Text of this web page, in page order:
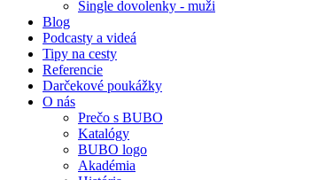
Single dovolenky - muži
Blog
Podcasty a videá
Tipy na cesty
Referencie
Darčekové poukážky
O nás
Prečo s BUBO
Katalógy
BUBO logo
Akadémia